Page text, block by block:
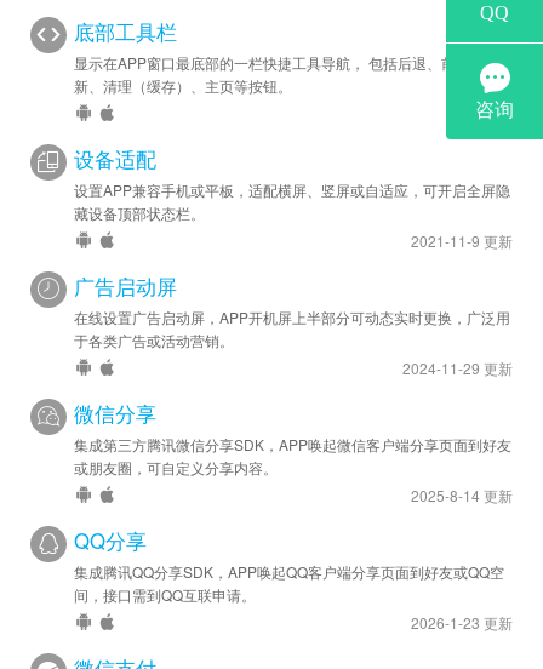
底部工具栏
显示在APP窗口最底部的一栏快捷工具导航， 包括后退、前进、刷
新、清理（缓存）、主页等按钮。
设备适配
设置APP兼容手机或平板，适配横屏、竖屏或自适应，可开启全屏隐
藏设备顶部状态栏。
2021-11-9 更新
广告启动屏
在线设置广告启动屏，APP开机屏上半部分可动态实时更换，广泛用
于各类广告或活动营销。
2024-11-29 更新
微信分享
集成第三方腾讯微信分享SDK，APP唤起微信客户端分享页面到好友
或朋友圈，可自定义分享内容。
2025-8-14 更新
QQ分享
集成腾讯QQ分享SDK，APP唤起QQ客户端分享页面到好友或QQ空
间，接口需到QQ互联申请。
2026-1-23 更新